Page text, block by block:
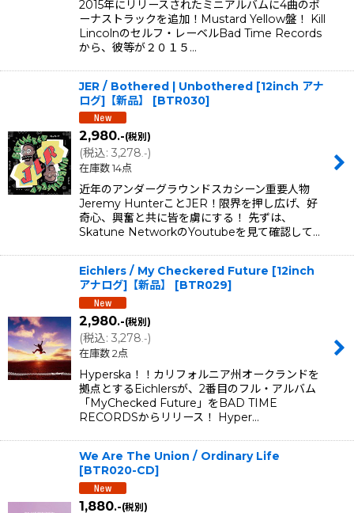
2015年にリリースされたミニアルバムに4曲のボ
ーナストラックを追加！Mustard Yellow盤！ Kill
Lincolnのセルフ・レーベルBad Time Records
から、彼等が２０１５…
JER / Bothered | Unbothered [12inch アナ
ログ]【新品】
[BTR030]
2,980.-(税別)
(税込: 3,278.-)
在庫数 14点
近年のアンダーグラウンドスカシーン重要人物
Jeremy HunterことJER！限界を押し広げ、好
奇心、興奮と共に皆を虜にする！ 先ずは、
Skatune NetworkのYoutubeを見て確認して…
Eichlers / My Checkered Future [12inch
アナログ]【新品】
[BTR029]
2,980.-(税別)
(税込: 3,278.-)
在庫数 2点
Hyperska！！カリフォルニア州オークランドを
拠点とするEichlersが、2番目のフル・アルバム
「MyChecked Future」をBAD TIME
RECORDSからリリース！ Hyper…
We Are The Union / Ordinary Life
[BTR020-CD]
1,880.-(税別)